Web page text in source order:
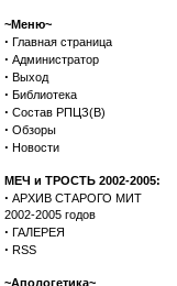
~Меню~
· Главная страница
· Администратор
· Выход
· Библиотека
· Состав РПЦЗ(В)
· Обзоры
· Новости
МЕЧ и ТРОСТЬ 2002-2005:
· АРХИВ СТАРОГО МИТ
2002-2005 годов
· ГАЛЕРЕЯ
· RSS
~Апологетика~